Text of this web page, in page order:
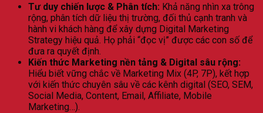
Tư duy chiến lược & Phân tích: Khả năng nhìn xa trông
rộng, phân tích dữ liệu thị trường, đối thủ cạnh tranh và
hành vi khách hàng để xây dựng Digital Marketing
Strategy hiệu quả. Họ phải “đọc vị” được các con số để
đưa ra quyết định.
Kiến thức Marketing nền tảng & Digital sâu rộng:
Hiểu biết vững chắc về Marketing Mix (4P, 7P), kết hợp
với kiến thức chuyên sâu về các kênh digital (SEO, SEM,
Social Media, Content, Email, Affiliate, Mobile
Marketing…).